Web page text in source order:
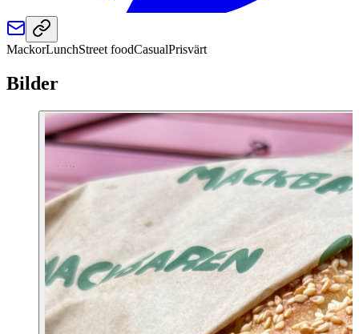
MackorLunchStreet foodCasualPrisvärt
Bilder